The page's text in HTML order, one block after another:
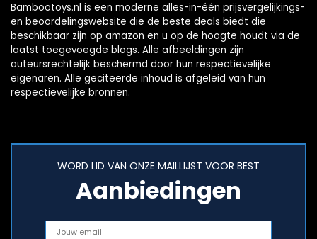
Bambootoys.nl is een moderne alles-in-één prijsvergelijkings-
en beoordelingswebsite die de beste deals biedt die
beschikbaar zijn op amazon en u op de hoogte houdt via de
laatst toegevoegde blogs. Alle afbeeldingen zijn
auteursrechtelijk beschermd door hun respectievelijke
eigenaren. Alle geciteerde inhoud is afgeleid van hun
respectievelijke bronnen.
WORD LID VAN ONZE MAILLIJST VOOR BEST
Aanbiedingen